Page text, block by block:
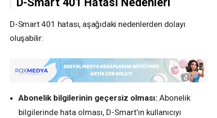
D-Smart 401 hatası, aşağıdaki nedenlerden dolayı
oluşabilir:
Abonelik bilgilerinin geçersiz olması: Abonelik
bilgilerinde hata olması, D-Smart’ın kullanıcıyı